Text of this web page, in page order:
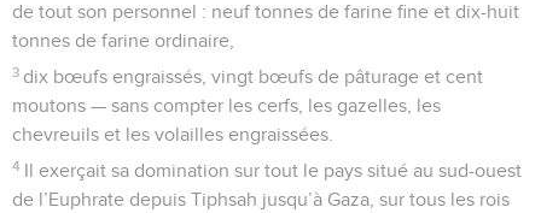
de tout son personnel : neuf tonnes de farine fine et dix-huit
tonnes de farine ordinaire,
3 dix bœufs engraissés, vingt bœufs de pâturage et cent
moutons — sans compter les cerfs, les gazelles, les
chevreuils et les volailles engraissées.
4 Il exerçait sa domination sur tout le pays situé au sud-ouest
de l’Euphrate depuis Tiphsah jusqu’à Gaza, sur tous les rois